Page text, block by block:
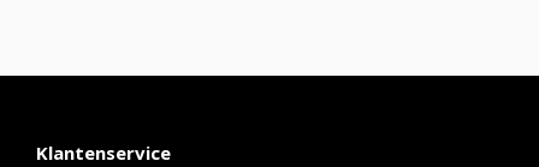
Klantenservice